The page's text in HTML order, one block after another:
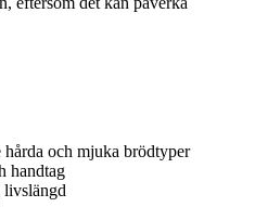
och mjuka brödtyper
handtag
livslängd